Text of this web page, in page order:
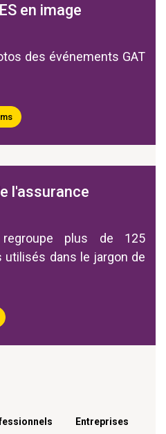
en image
des événements GAT
l'assurance
plus de 125
dans le jargon de
Entreprises